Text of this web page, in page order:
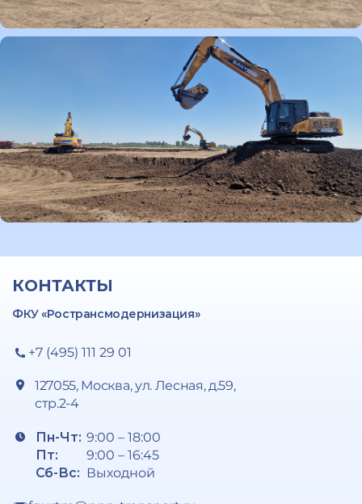
КОНТАКТЫ
ФКУ «Ространсмодернизация»
+7 (495) 111 29 01
127055, Москва, ул. Лесная, д.59,
стр.2-4
Пн-Чт:
Пт:
Сб-Вс:
9:00 – 18:00
9:00 – 16:45
Выходной